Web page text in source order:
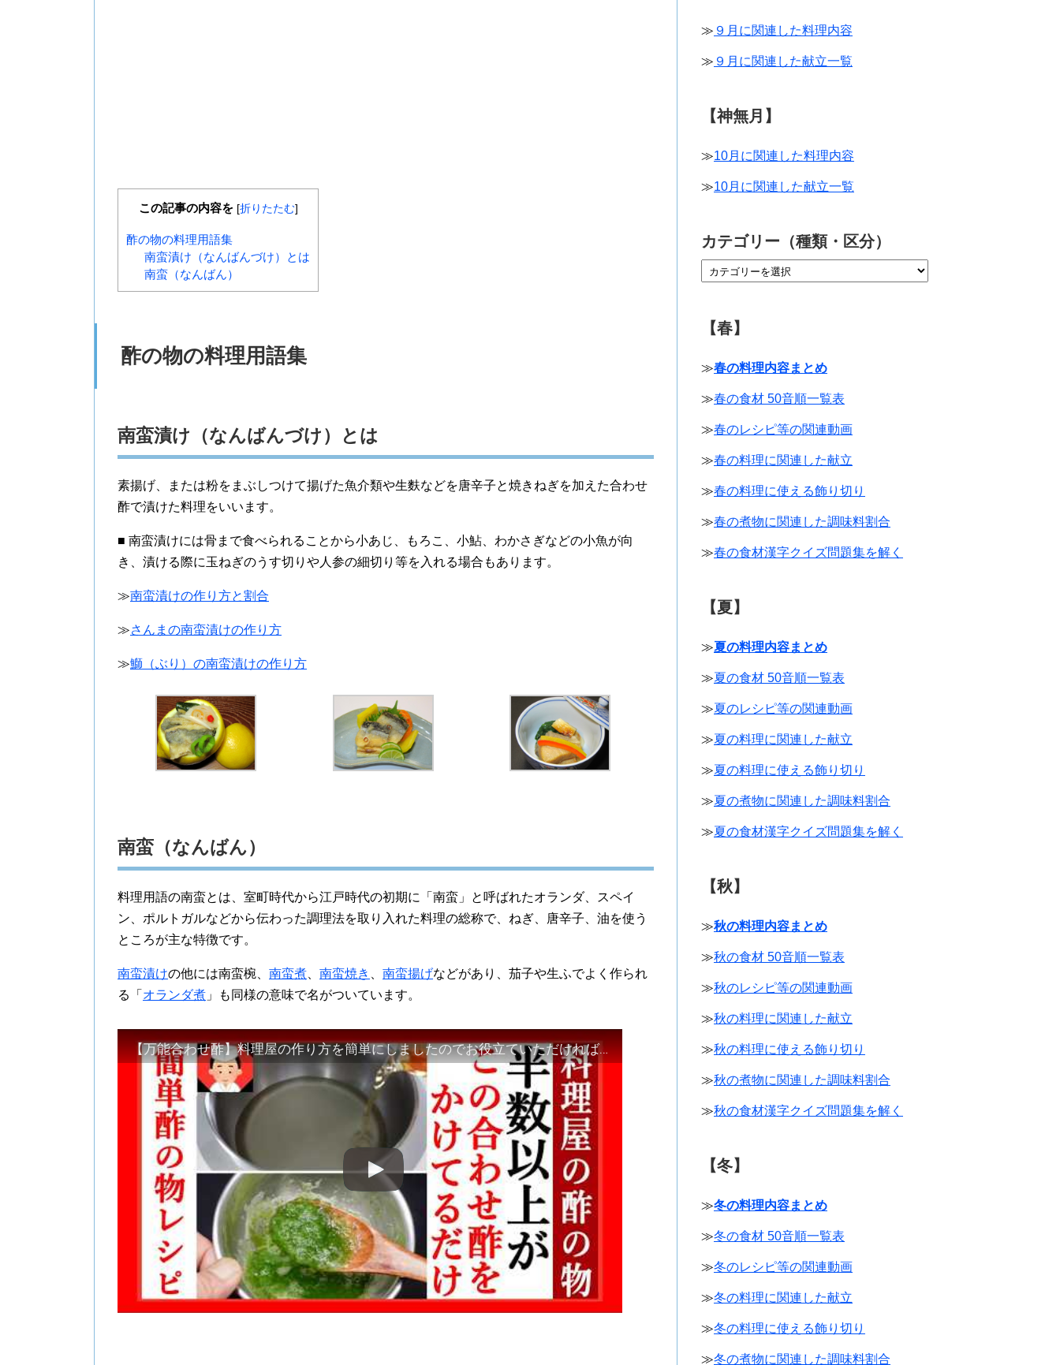
この記事の内容を [折りたたむ]
酢の物の料理用語集
南蛮漬け（なんばんづけ）とは
南蛮（なんばん）
酢の物の料理用語集
南蛮漬け（なんばんづけ）とは
素揚げ、または粉をまぶしつけて揚げた魚介類や生麩などを唐辛子と焼きねぎを加えた合わせ
酢で漬けた料理をいいます。
■ 南蛮漬けには骨まで食べられることから小あじ、もろこ、小鮎、わかさぎなどの小魚が向
き、漬ける際に玉ねぎのうす切りや人参の細切り等を入れる場合もあります。
≫南蛮漬けの作り方と割合
≫さんまの南蛮漬けの作り方
≫鰤（ぶり）の南蛮漬けの作り方
南蛮（なんばん）
料理用語の南蛮とは、室町時代から江戸時代の初期に「南蛮」と呼ばれたオランダ、スペイ
ン、ポルトガルなどから伝わった調理法を取り入れた料理の総称で、ねぎ、唐辛子、油を使う
ところが主な特徴です。
南蛮漬けの他には南蛮椀、 南蛮煮 南蛮焼き 南蛮揚げなどがあり、茄子や生ふでよく作られ
る「 オランダ煮 」も同様の意味で名がついています。
【万能合わせ酢】料理屋の作り方を簡単にしましたのでお役立ていただければ幸いです
≫ ９月に関連した料理内容
≫ ９月に関連した献立一覧
【神無月】
≫10月に関連した料理内容
≫10月に関連した献立一覧
カテゴリー（種類・区分）
【春】
≫春の料理内容まとめ
≫春の食材 50音順一覧表
≫春のレシピ等の関連動画
≫春の料理に関連した献立
≫春の料理に使える飾り切り
≫春の煮物に関連した調味料割合
≫春の食材漢字クイズ問題集を解く
【夏】
≫夏の料理内容まとめ
≫夏の食材 50音順一覧表
≫夏のレシピ等の関連動画
≫夏の料理に関連した献立
≫夏の料理に使える飾り切り
≫夏の煮物に関連した調味料割合
≫夏の食材漢字クイズ問題集を解く
【秋】
≫秋の料理内容まとめ
≫秋の食材 50音順一覧表
≫秋のレシピ等の関連動画
≫秋の料理に関連した献立
≫秋の料理に使える飾り切り
≫秋の煮物に関連した調味料割合
≫秋の食材漢字クイズ問題集を解く
【冬】
≫冬の料理内容まとめ
≫冬の食材 50音順一覧表
≫冬のレシピ等の関連動画
≫冬の料理に関連した献立
≫冬の料理に使える飾り切り
≫冬の煮物に関連した調味料割合